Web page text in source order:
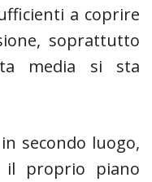
a coprire
soprattutto
media si sta
secondo luogo,
il proprio piano